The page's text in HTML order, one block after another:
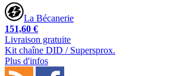
La Bécanerie
151,60 €
Livraison gratuite
Kit chaîne DID / Supersprox.
Plus d'infos